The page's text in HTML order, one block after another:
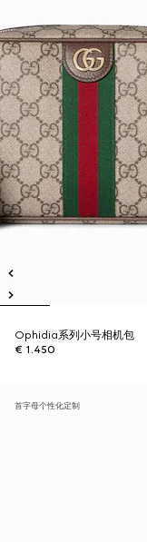
Ophidia系列小号相机包
€ 1.450
首字母个性化定制